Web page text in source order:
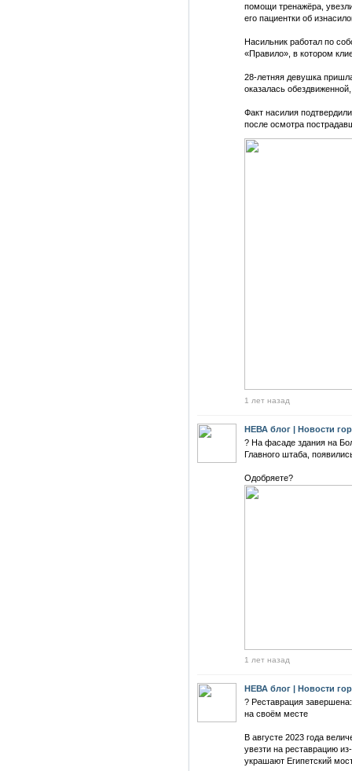
помощи тренажёра,
его пациентки об
Насильник работал по
«Правило», в котором
28-летняя девушка
оказалась
Факт насилия
после осмотра
1 лет назад
НЕВА блог | Новости
? На фасаде здания на
Главного штаба,
Одобряете?
1 лет назад
НЕВА блог | Новости
? Реставрация
на своём месте
В августе 2023 года
увезти на реставрацию
украшают Египетский